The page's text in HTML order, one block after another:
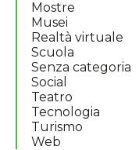
Mostre
Musei
Realtà virtuale
Scuola
Senza categoria
Social
Teatro
Tecnologia
Turismo
Web